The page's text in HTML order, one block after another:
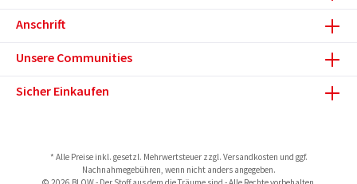
Anschrift
Unsere Communities
Sicher Einkaufen
* Alle Preise inkl. gesetzl. Mehrwertsteuer zzgl. Versandkosten und ggf.
Nachnahmegebühren, wenn nicht anders angegeben.